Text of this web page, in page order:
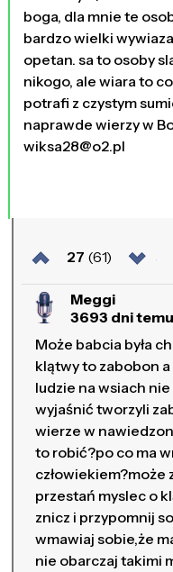
boga, dla mnie te
bardzo wielki
opetan. sa to osoby
nikogo, ale wiara to
potrafi z czystym
naprawde wierzy w
wiksa28@o2.pl
27 (61)
Meggi
3693 dni temu
Może babcia była
klątwy to zabobon
ludzie na wsiach
wyjaśnić tworzyli
wierze w
to robić?po co ma
człowiekiem?może
przestań myslec o
znicz i przypomnij
wmawiaj sobie,że
nie obarczaj takimi